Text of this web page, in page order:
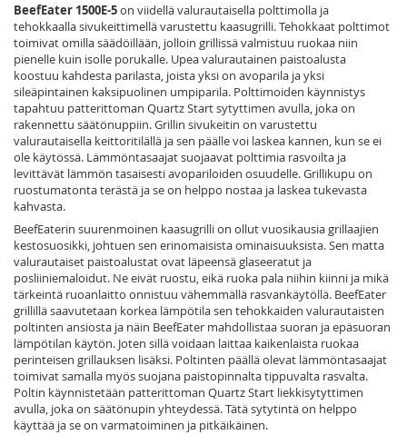
BeefEater 1500E-5on viidellä valurautaisella polttimolla ja
tehokkaalla sivukeittimellä varustettu kaasugrilli. Tehokkaat polttimot
toimivat omilla säädöillään, jolloin grillissä valmistuu ruokaa niin
pienelle kuin isolle porukalle. Upea valurautainen paistoalusta
koostuu kahdesta parilasta, joista yksi on avoparila ja yksi
sileäpintainen kaksipuolinen umpiparila. Polttimoiden käynnistys
tapahtuu patterittoman Quartz Start sytyttimen avulla, joka on
rakennettu säätönuppiin. Grillin sivukeitin on varustettu
valurautaisella keittoritilällä ja sen päälle voi laskea kannen, kun se ei
ole käytössä. Lämmöntasaajat suojaavat polttimia rasvoilta ja
levittävät lämmön tasaisesti avopariloiden osuudelle. Grillikupu on
ruostumatonta terästä ja se on helppo nostaa ja laskea tukevasta
kahvasta.
BeefEaterin suurenmoinen kaasugrilli on ollut vuosikausia grillaajien
kestosuosikki, johtuen sen erinomaisista ominaisuuksista. Sen matta
valurautaiset paistoalustat ovat läpeensä glaseeratut ja
posliiniemaloidut. Ne eivät ruostu, eikä ruoka pala niihin kiinni ja mikä
tärkeintä ruoanlaitto onnistuu vähemmällä rasvankäytöllä. BeefEater
grillillä saavutetaan korkea lämpötila sen tehokkaiden valurautaisten
poltinten ansiosta ja näin BeefEater mahdollistaa suoran ja epäsuoran
lämpötilan käytön. Joten sillä voidaan laittaa kaikenlaista ruokaa
perinteisen grillauksen lisäksi. Poltinten päällä olevat lämmöntasaajat
toimivat samalla myös suojana paistopinnalta tippuvalta rasvalta.
Poltin käynnistetään patterittoman Quartz Start liekkisytyttimen
avulla, joka on säätönupin yhteydessä. Tätä sytytintä on helppo
käyttää ja se on varmatoiminen ja pitkäikäinen.